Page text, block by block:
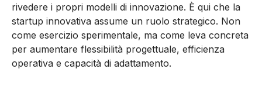
rivedere i propri modelli di innovazione. È qui che la
startup innovativa assume un ruolo strategico. Non
come esercizio sperimentale, ma come leva concreta
per aumentare flessibilità progettuale, efficienza
operativa e capacità di adattamento.